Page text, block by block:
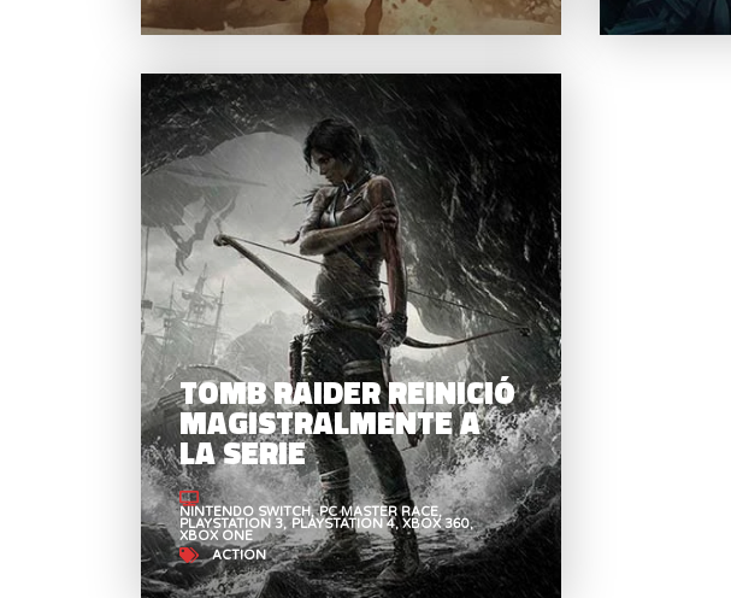
TOMB RAIDER REINICIÓ
MAGISTRALMENTE A
LA SERIE
NINTENDO SWITCH PC MASTER RACE
PLAYSTATION 3 PLAYSTATION 4 XBOX 360
XBOX ONE
ACTION